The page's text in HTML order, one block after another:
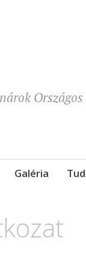
Országos
Galéria